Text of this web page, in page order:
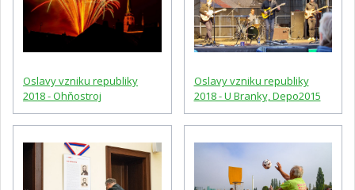
Oslavy vzniku republiky
2018 - Ohňostroj
Oslavy vzniku republiky
2018 - U Branky, Depo2015